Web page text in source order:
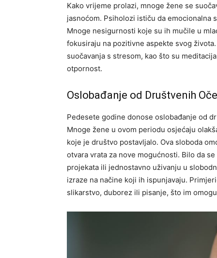
Kako vrijeme prolazi, mnoge žene se
jasnoćom. Psiholozi ističu da
Mnoge nesigurnosti koje su ih mučile u
fokusiraju na pozitivne aspekte svog
suočavanja s stresom, kao što su
otpornost.
Oslobađanje od Društvenih
Pedesete godine donose oslobađanje od
Mnoge žene u ovom periodu osjećaju
koje je društvo postavljalo. Ova sloboda
otvara vrata za nove mogućnosti. Bilo da
projekata ili jednostavno uživanju u
izraze na načine koji ih ispunjavaju.
slikarstvo, duborez ili pisanje, što im